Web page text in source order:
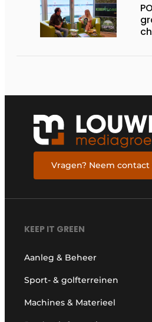
Vragen? Neem contact
KEEP IT GREEN
Aanleg & Beheer
Sport- & golfterreinen
Machines & Materieel